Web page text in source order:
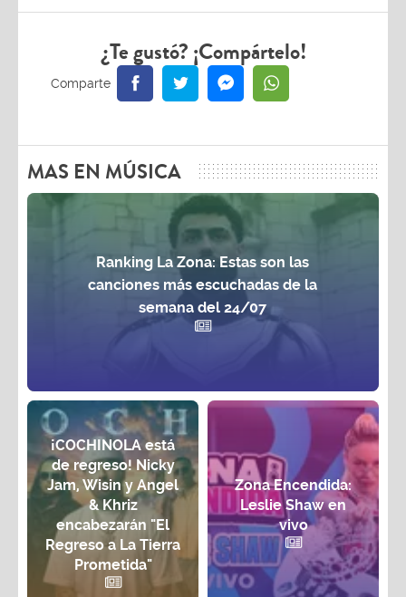
¿Te gustó? ¡Compártelo!
MAS EN MÚSICA
Ranking La Zona: Estas son las
canciones más escuchadas de la
semana del 24/07
¡COCHINOLA está
de regreso! Nicky
Jam, Wisin y Angel
& Khriz
encabezarán "El
Regreso a La Tierra
Prometida"
Zona Encendida:
Leslie Shaw en
vivo